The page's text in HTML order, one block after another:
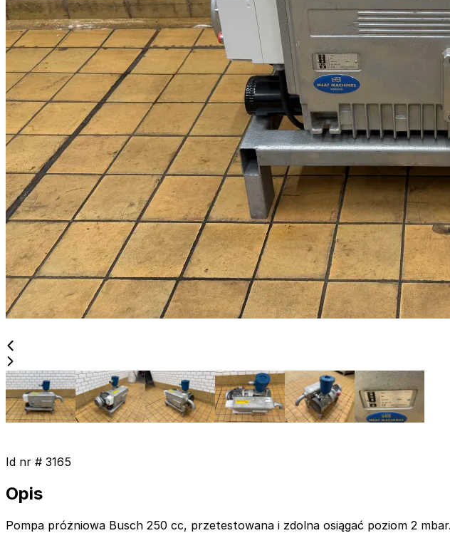
Id nr # 3165
Opis
Pompa próżniowa Busch 250 cc, przetestowana i zdolna osiągać poziom 2 mbar.